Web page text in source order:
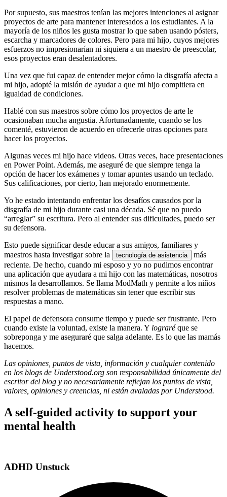
Por supuesto, sus maestros tenían las mejores intenciones al asignar
proyectos de arte para mantener interesados a los estudiantes. A la
mayoría de los niños les gusta mostrar lo que saben usando pósters,
escarcha y marcadores de colores. Pero para mi hijo, cuyos mejores
esfuerzos no impresionarían ni siquiera a un maestro de preescolar,
esos proyectos eran desalentadores.
Una vez que fui capaz de entender mejor cómo la disgrafía afecta a
mi hijo, adopté la misión de ayudar a que mi hijo compitiera en
igualdad de condiciones.
Hablé con sus maestros sobre cómo los proyectos de arte le
ocasionaban mucha angustia. Afortunadamente, cuando se los
comenté, estuvieron de acuerdo en ofrecerle otras opciones para
hacer los proyectos.
Algunas veces mi hijo hace videos. Otras veces, hace presentaciones
en Power Point. Además, me aseguré de que siempre tenga la
opción de hacer los exámenes y tomar apuntes usando un teclado.
Sus calificaciones, por cierto, han mejorado enormemente.
Yo he estado intentando enfrentar los desafíos causados por la
disgrafía de mi hijo durante casi una década. Sé que no puedo
“arreglar” su escritura. Pero al entender sus dificultades, puedo ser
su defensora.
Esto puede significar desde educar a sus amigos, familiares y
maestros hasta investigar sobre la
tecnología de asistencia
más
reciente. De hecho, cuando mi esposo y yo no pudimos encontrar
una aplicación que ayudara a mi hijo con las matemáticas, nosotros
mismos la desarrollamos. Se llama ModMath y permite a los niños
resolver problemas de matemáticas sin tener que escribir sus
respuestas a mano.
El papel de defensora consume tiempo y puede ser frustrante. Pero
cuando existe la voluntad, existe la manera. Y lograréque se
sobreponga y me aseguraré que salga adelante. Es lo que las mamás
hacemos.
Las opiniones, puntos de vista, información y cualquier contenido
en los blogs de Understood.org son responsabilidad únicamente del
escritor del blog y no necesariamente reflejan los puntos de vista,
valores, opiniones y creencias, ni están avaladas por Understood.
A self-guided activity to support your
mental health
ADHD Unstuck